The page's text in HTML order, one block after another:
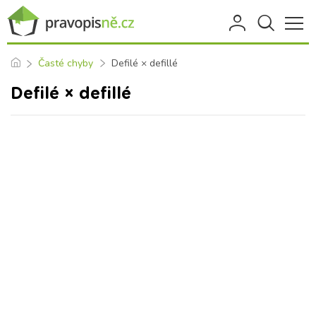
Časté chyby Defilé × defillé
Defilé × defillé